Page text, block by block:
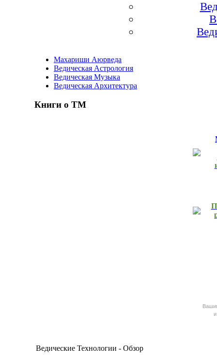
Махариши Аюрведа
Ведическая Астрология
Ведическая Музыка
Ведическая Архитектура
Книги о ТМ
Ведические Технологии - Обзор